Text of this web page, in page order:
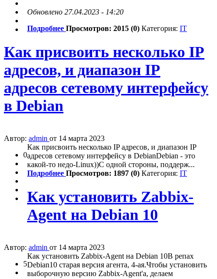
Обновлено 27.04.2023 - 14:20
Подробнее Просмотров: 2015 (0) Категория: IT
Как присвоить несколько IP
адресов, и диапазон IP
адресов сетевому интерфейсу
в Debian
Автор: admin от 14 марта 2023
0
Как присвоить несколько IP адресов, и диапазон IP
адресов сетевому интерфейсу в DebianDebian - это
какой-то недо-Linux))С одной стороны, поддерж...
Подробнее Просмотров: 1897 (0) Категория: IT
Как установить Zabbix-
Agent на Debian 10
Автор: admin от 14 марта 2023
5
Как установить Zabbix-Agent на Debian 10В репах
Debian10 старая версия агента, 4-ая.Чтобы установить
выборочную версию Zabbix-Agent'а, делаем